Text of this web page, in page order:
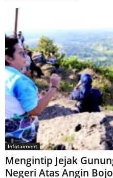
Infotaiment
Mengintip Jejak
Negeri Atas Angin